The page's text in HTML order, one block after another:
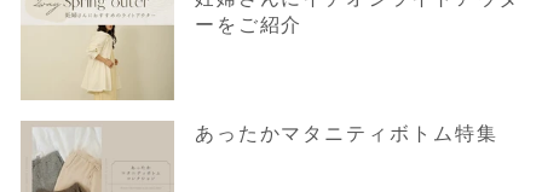
ーをご紹介
あったかマタニティボトム特集